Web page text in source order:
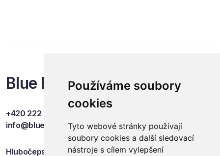
Používáme soubory
cookies
Tyto webové stránky používají
soubory cookies a další sledovací
nástroje s cílem vylepšení
Blue Events
+420 222 749 841
info@blueevents.eu
Hlubočepská 701/38c